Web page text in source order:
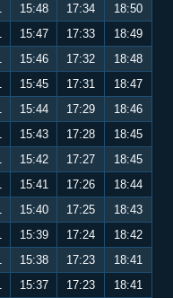
15:48 17:34
18:50
15:47 17:33
18:49
15:46 17:32
18:48
15:45 17:31
18:47
15:44 17:29
18:46
15:43 17:28
18:45
15:42 17:27
18:45
15:41 17:26
18:44
15:40 17:25
18:43
15:39 17:24
18:42
15:38 17:23
18:41
15:37 17:23
18:41